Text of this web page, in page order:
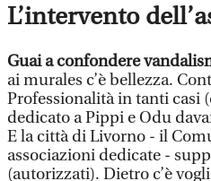
L’intervento
Guai a confondere
ai murales c’è bellezza.
Professionalità in tanti casi
dedicato a Pippi e Odu
E la città di Livorno - il
associazioni dedicate -
(autorizzati). Dietro c’è